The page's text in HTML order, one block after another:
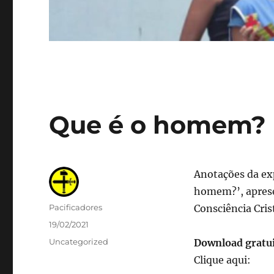
Que é o homem?
Anotações da
homem?’,
Consciência
Download
Clique aqui:
Autor
Pacificadores
Publicado
19/02/2021
Categorias
Uncategorized